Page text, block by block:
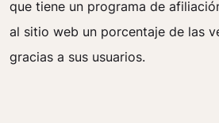
que tiene un programa de
al sitio web un porcentaje de las
gracias a sus usuarios.